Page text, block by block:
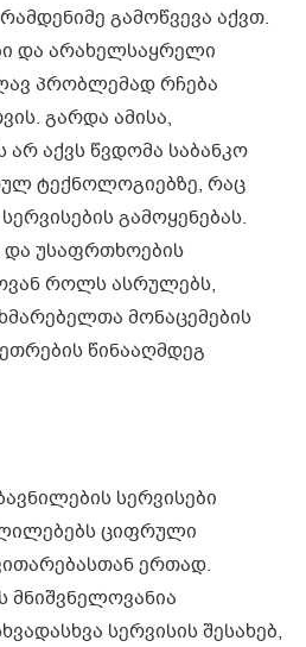
გამოწვევა აქვთ.
და არახელსაყრელი
პრობლემად რჩება
გარდა ამისა,
არ აქვს წვდომა საბანკო
ტექნოლოგიებზე, რაც
გამოყენებას.
და უსაფრთხოების
როლს ასრულებს,
მონაცემების
წინააღმდეგ
სერვისები
ციფრული
ერთად.
მნიშვნელოვანია
სერვისის შესახებ,